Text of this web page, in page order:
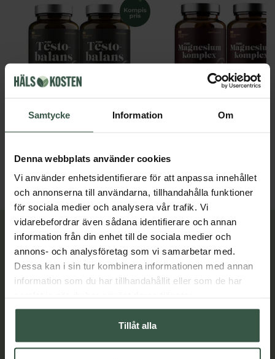
Samtycke Information Om
Denna webbplats använder cookies
Vi använder enhetsidentifierare för att anpassa innehållet
och annonserna till användarna, tillhandahålla funktioner
för sociala medier och analysera vår trafik. Vi
vidarebefordrar även sådana identifierare och annan
information från din enhet till de sociala medier och
annons- och analysföretag som vi samarbetar med.
Dessa kan i sin tur kombinera informationen med annan
information som du har tillhandahållit eller som de har
Tillåt alla
Testobalans Ekonomipack 2x90k
Great Essentials
Lär dig mer